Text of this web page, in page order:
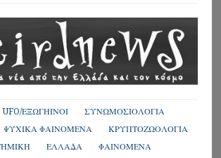
UFO/ΕΞΩΓΗΙΝΟΙ
ΣΥΝΩΜΟΣΙΟΛΟΓΙΑ
ΨΥΧΙΚΑ ΦΑΙΝΟΜΕΝΑ
ΚΡΥΠΤΟΖΩΟΛΟΓΙΑ
ΕΛΛΑΔΑ
ΦΑΙΝΟΜΕΝΑ